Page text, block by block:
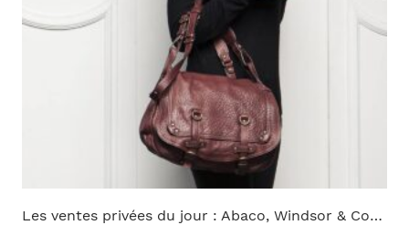
Les ventes privées du jour : Abaco, Windsor & Co…